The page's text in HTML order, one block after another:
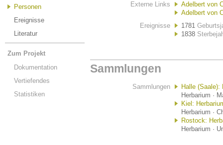
Personen
Ereignisse
Literatur
Zum Projekt
Dokumentation
Vertiefendes
Statistiken
Externe Links
Adelbert von
Adelbert von
Ereignisse
1781
1838
Sammlungen
Sammlungen
Halle (Saale):
Herbarium ·
Kiel:
Herbarium ·
Rostock:
Herbarium ·